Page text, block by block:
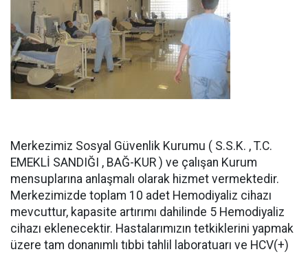
Merkezimiz Sosyal Güvenlik Kurumu ( S.S.K. , T.C.
EMEKLİ SANDIĞI , BAĞ-KUR ) ve çalışan Kurum
mensuplarına anlaşmalı olarak hizmet vermektedir.
Merkezimizde toplam 10 adet Hemodiyaliz cihazı
mevcuttur, kapasite artırımı dahilinde 5 Hemodiyaliz
cihazı eklenecektir. Hastalarımızın tetkiklerini yapmak
üzere tam donanımlı tıbbi tahlil laboratuarı ve HCV(+) 